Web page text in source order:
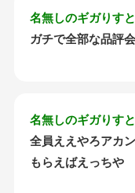
名無しのギガりすと
ガチで全部な品評
名無しのギガりすと
全員ええやろアカ
もらえばえっちや